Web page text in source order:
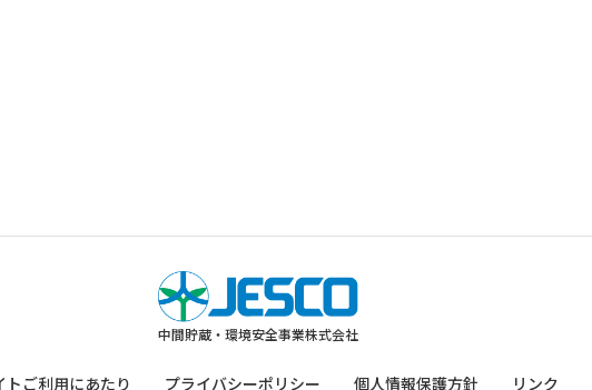
中間貯蔵・環境安全事業株式会社
トご利用にあたり プライバシーポリシー 個人情報保護方針 リンク